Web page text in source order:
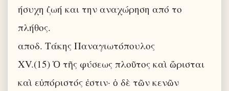
ήσυχη ζωή και την αναχώρηση από το
πλήθος.
αποδ. Τάκης Παναγιωτόπουλος
XV.(15) Ὁ τῆς φύσεως πλοῦτος καὶ ὥρισται
καὶ εὐπόριστός ἐστιν· ὁ δὲ τῶν κενῶν